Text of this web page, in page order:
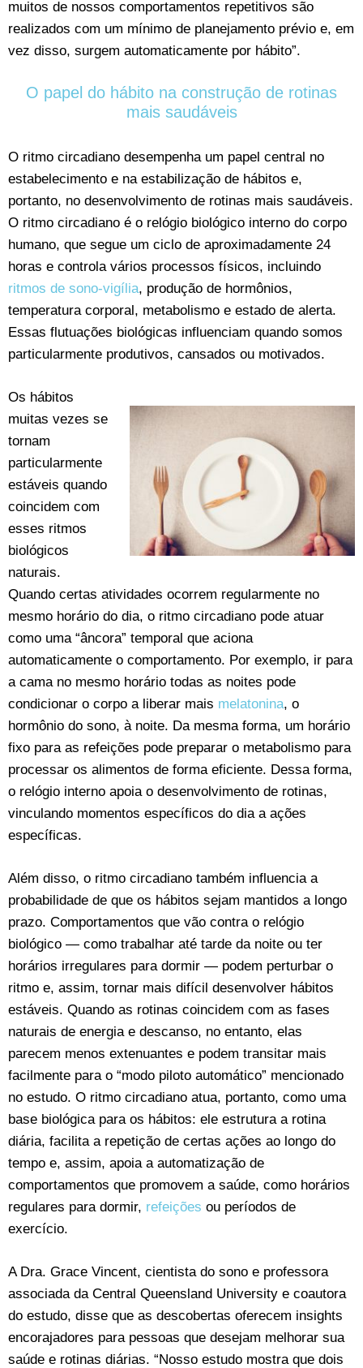
muitos de nossos comportamentos repetitivos são
realizados com um mínimo de planejamento prévio e, em
vez disso, surgem automaticamente por hábito”.
O papel do hábito na construção de rotinas
mais saudáveis
O ritmo circadiano desempenha um papel central no
estabelecimento e na estabilização de hábitos e,
portanto, no desenvolvimento de rotinas mais saudáveis.
O ritmo circadiano é o relógio biológico interno do corpo
humano, que segue um ciclo de aproximadamente 24
horas e controla vários processos físicos, incluindo
ritmos de sono-vigília, produção de hormônios,
temperatura corporal, metabolismo e estado de alerta.
Essas flutuações biológicas influenciam quando somos
particularmente produtivos, cansados ou motivados.
Os hábitos
muitas vezes se
tornam
particularmente
estáveis quando
coincidem com
esses ritmos
biológicos
naturais.
Quando certas atividades ocorrem regularmente no
mesmo horário do dia, o ritmo circadiano pode atuar
como uma “âncora” temporal que aciona
automaticamente o comportamento. Por exemplo, ir para
a cama no mesmo horário todas as noites pode
condicionar o corpo a liberar mais melatonina, o
hormônio do sono, à noite. Da mesma forma, um horário
fixo para as refeições pode preparar o metabolismo para
processar os alimentos de forma eficiente. Dessa forma,
o relógio interno apoia o desenvolvimento de rotinas,
vinculando momentos específicos do dia a ações
específicas.
Além disso, o ritmo circadiano também influencia a
probabilidade de que os hábitos sejam mantidos a longo
prazo. Comportamentos que vão contra o relógio
biológico — como trabalhar até tarde da noite ou ter
horários irregulares para dormir — podem perturbar o
ritmo e, assim, tornar mais difícil desenvolver hábitos
estáveis. Quando as rotinas coincidem com as fases
naturais de energia e descanso, no entanto, elas
parecem menos extenuantes e podem transitar mais
facilmente para o “modo piloto automático” mencionado
no estudo. O ritmo circadiano atua, portanto, como uma
base biológica para os hábitos: ele estrutura a rotina
diária, facilita a repetição de certas ações ao longo do
tempo e, assim, apoia a automatização de
comportamentos que promovem a saúde, como horários
regulares para dormir, refeições ou períodos de
exercício.
A Dra. Grace Vincent, cientista do sono e professora
associada da Central Queensland University e coautora
do estudo, disse que as descobertas oferecem insights
encorajadores para pessoas que desejam melhorar sua
saúde e rotinas diárias. “Nosso estudo mostra que dois